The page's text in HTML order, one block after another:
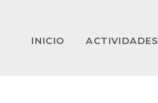
INICIO ACTIVIDADES